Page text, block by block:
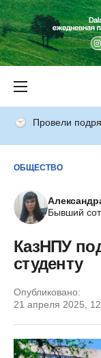
Провели
ОБЩЕСТВО
Бывший
КазНПУ
студенту
Опубликовано:
21 апреля 2025,